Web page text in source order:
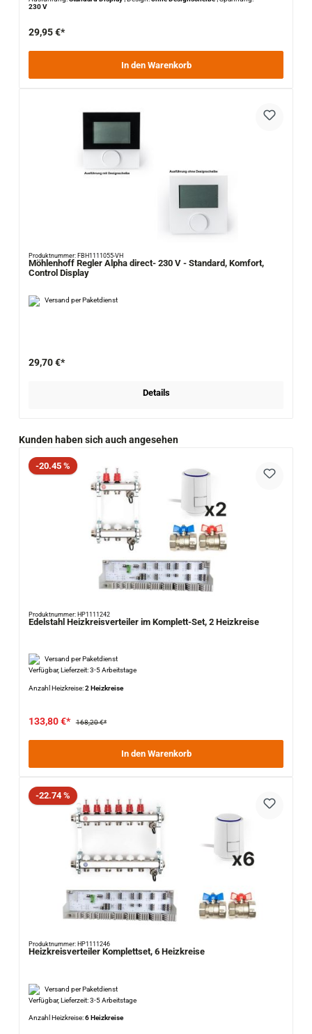
230 V
29,95 €*
In den Warenkorb
Produktnummer: FBH1111055-VH
Möhlenhoff Regler Alpha direct- 230 V - Standard, Komfort,
Control Display
Versand per Paketdienst
29,70 €*
Details
Produktgalerie überspringen
Kunden haben sich auch angesehen
Rabatt
-20.45 %
Produktnummer: HP1111242
Edelstahl Heizkreisverteiler im Komplett-Set, 2 Heizkreise
Versand per Paketdienst
Verfügbar, Lieferzeit: 3-5 Arbeitstage
Anzahl Heizkreise:2 Heizkreise
133,80 €* 168,20 €*
In den Warenkorb
Rabatt
-22.74 %
Produktnummer: HP1111246
Heizkreisverteiler Komplettset, 6 Heizkreise
Versand per Paketdienst
Verfügbar, Lieferzeit: 3-5 Arbeitstage
Anzahl Heizkreise:6 Heizkreise